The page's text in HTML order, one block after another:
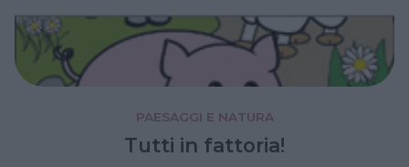
PAESAGGI E NATURA
Tutti in fattoria!